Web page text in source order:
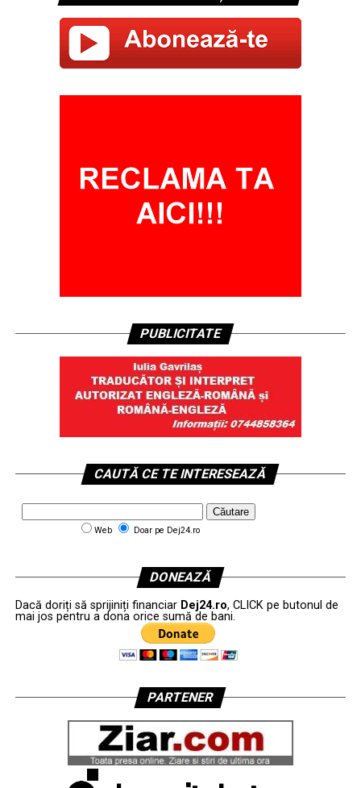
PUBLICITATE
CAUTĂ CE TE INTERESEAZĂ
Web Doar pe Dej24.ro
DONEAZĂ
Dacă doriți să sprijiniți financiar Dej24.ro, CLICK pe butonul de
mai jos pentru a dona orice sumă de bani.
PARTENER